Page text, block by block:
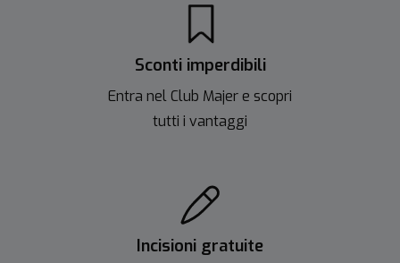
Sconti imperdibili
Entra nel Club Majer e scopri
tutti i vantaggi
Incisioni gratuite